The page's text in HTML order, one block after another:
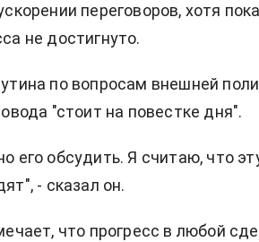
переговоров, хотя пока
не достигнуто.
по вопросам внешней
"стоит на повестке дня".
его обсудить. Я считаю, что
- сказал он.
что прогресс в любой